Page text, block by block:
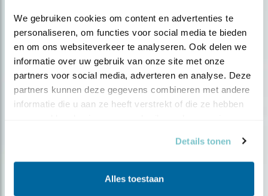
We gebruiken cookies om content en advertenties te
personaliseren, om functies voor social media te bieden
en om ons websiteverkeer te analyseren. Ook delen we
informatie over uw gebruik van onze site met onze
partners voor social media, adverteren en analyse. Deze
partners kunnen deze gegevens combineren met andere
informatie die u aan ze heeft verstrekt of die ze hebben
Details tonen
Alles toestaan